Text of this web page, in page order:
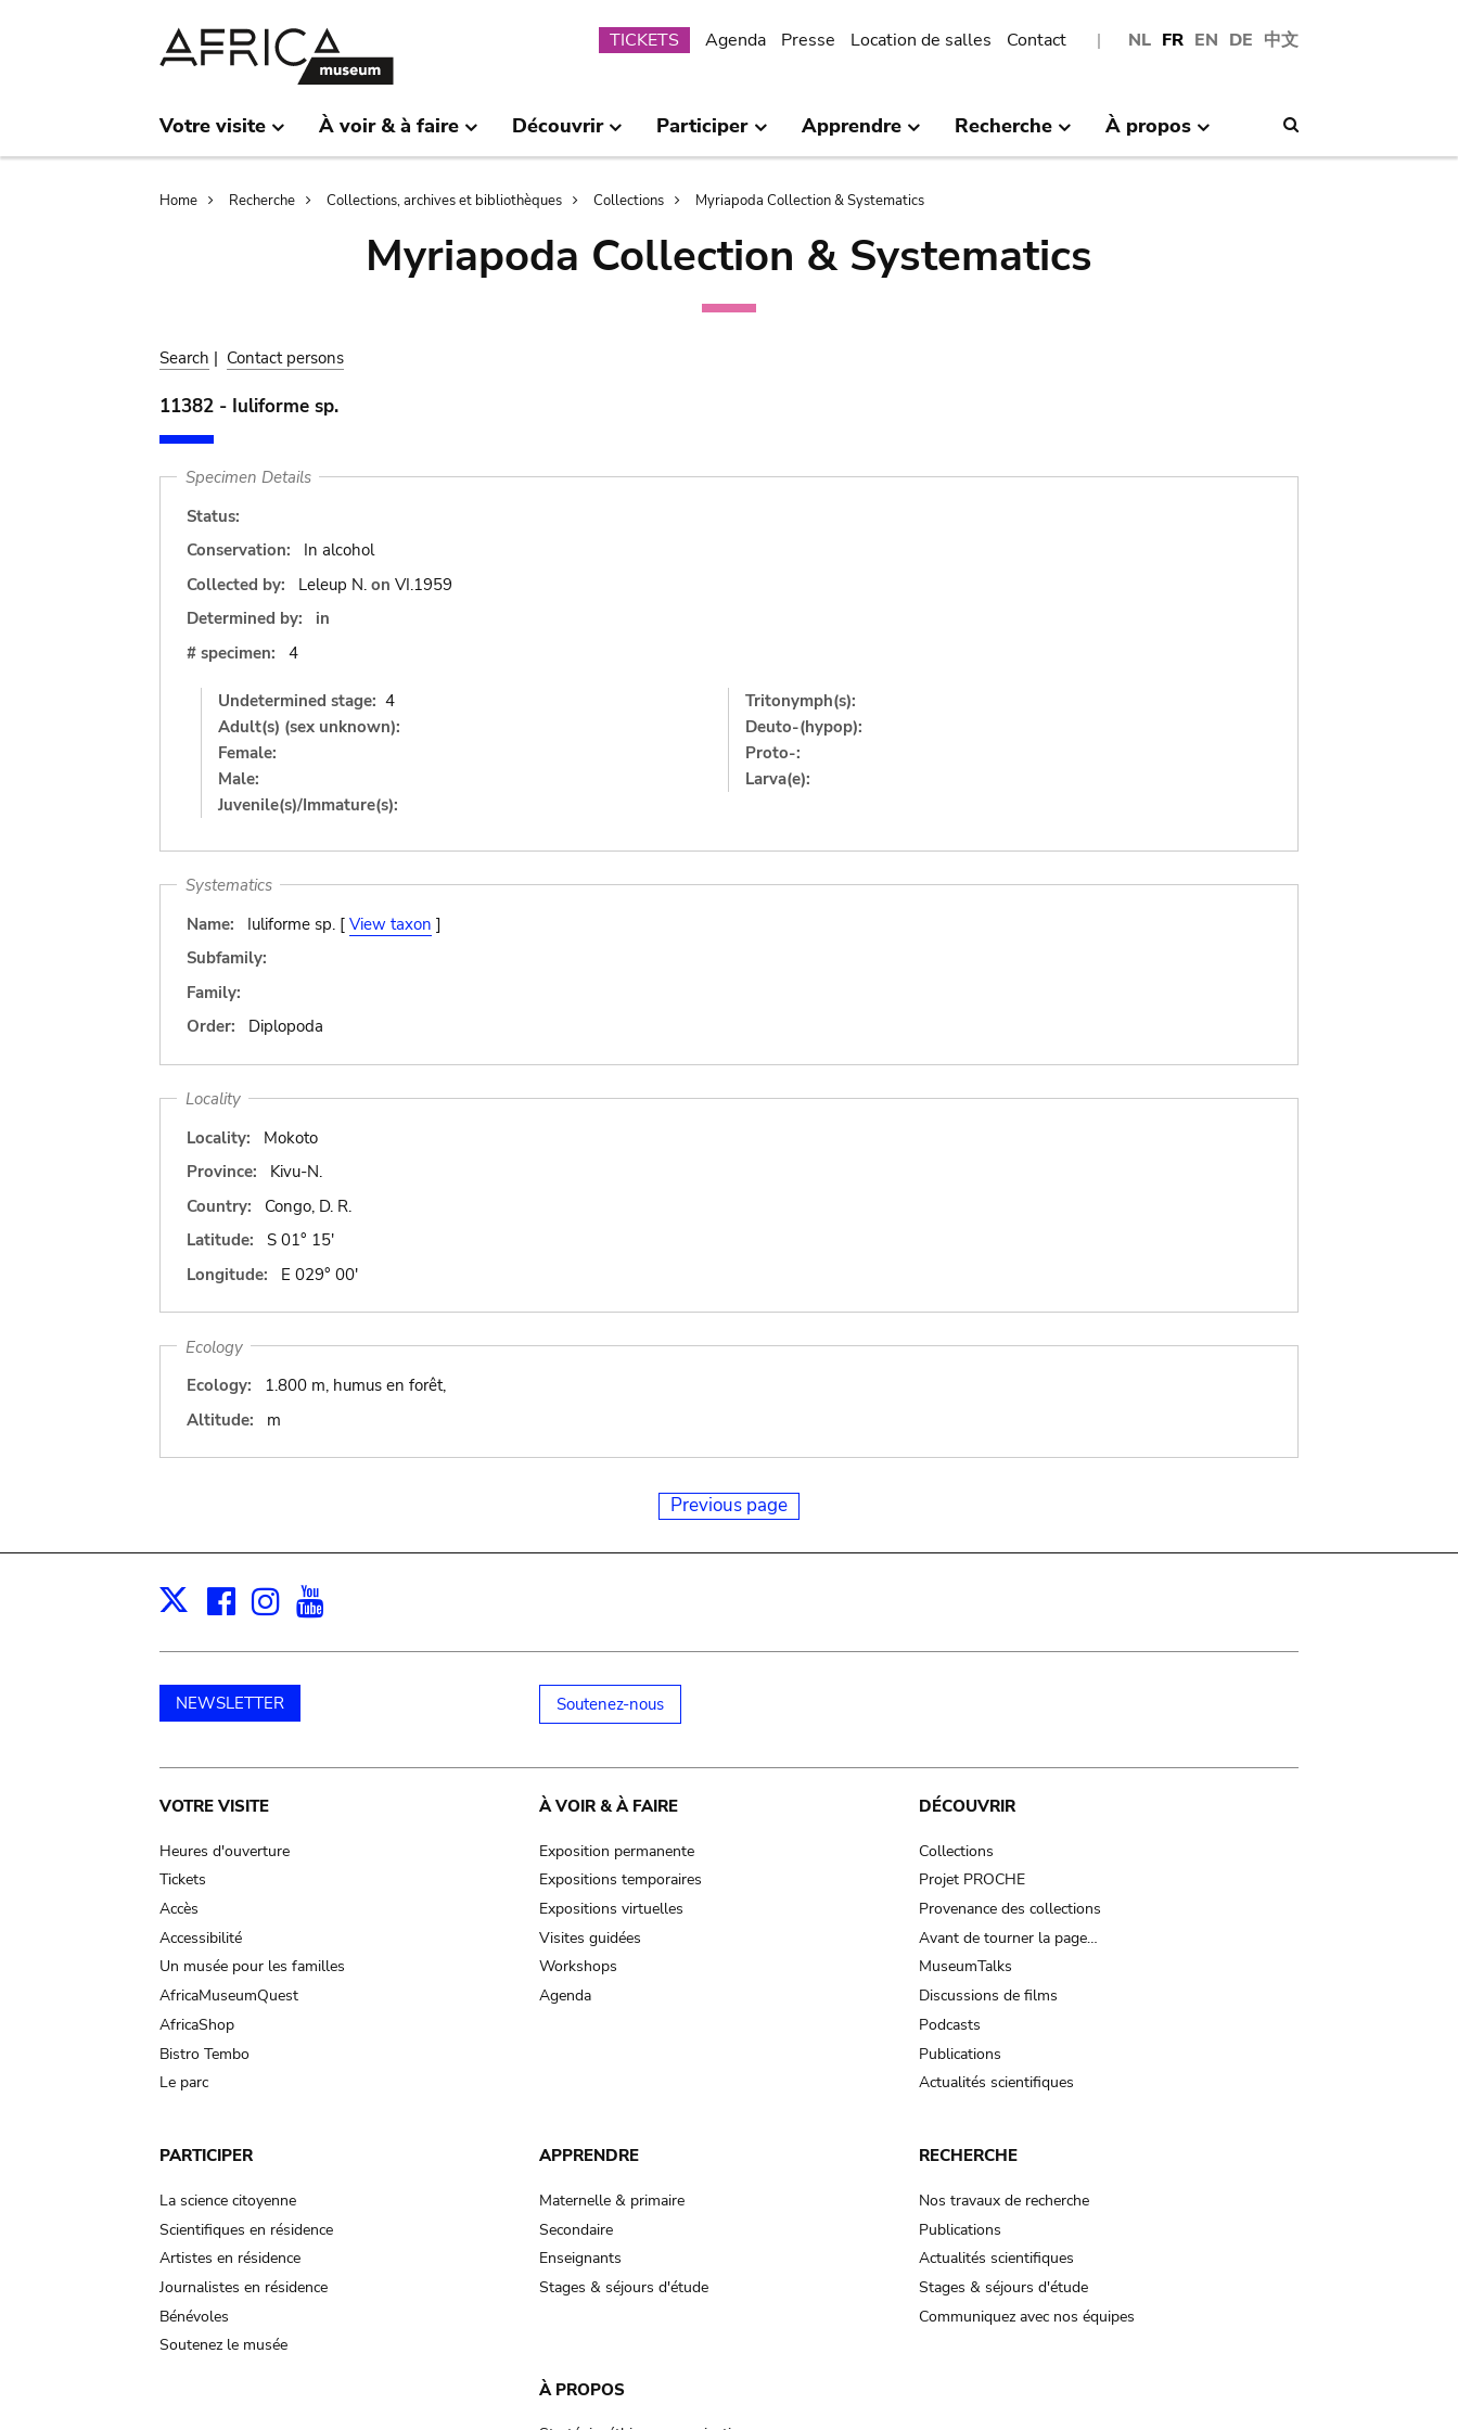
NL FR EN DE 中文
Submenu
TICKETS Agenda Presse Location de salles Contact
Votre visite À voir & à faire Découvrir Participer Apprendre Recherche À propos
Breadcrumb
Home Recherche Collections, archives et bibliothèques Collections Myriapoda Collection & Systematics
Myriapoda Collection & Systematics
Search | Contact persons
11382 - Iuliforme sp.
Specimen Details
Status:
Conservation:
In alcohol
Collected by:
Leleup N. on VI.1959
Determined by:
in
# specimen:
4
Undetermined stage: 4
Adult(s) (sex unknown):
Female:
Male:
Juvenile(s)/Immature(s):
Tritonymph(s):
Deuto-(hypop):
Proto-:
Larva(e):
Systematics
Name:
Iuliforme sp. [ View taxon ]
Subfamily:
Family:
Order:
Diplopoda
Locality
Locality:
Mokoto
Province:
Kivu-N.
Country:
Congo, D. R.
Latitude:
S 01° 15'
Longitude:
E 029° 00'
Ecology
Ecology:
1.800 m, humus en forêt,
Altitude:
m
Previous page
X Facebook
Instagram
NEWSLETTER Soutenez-nous
Main
navigation
VOTRE VISITE
Heures d'ouverture
Tickets
Accès
Accessibilité
Un musée pour les familles
AfricaMuseumQuest
AfricaShop
Bistro Tembo
Le parc
À VOIR & À FAIRE
Exposition permanente
Expositions temporaires
Expositions virtuelles
Visites guidées
Workshops
Agenda
DÉCOUVRIR
Collections
Projet PROCHE
Provenance des collections
Avant de tourner la page…
MuseumTalks
Discussions de films
Podcasts
Publications
Actualités scientifiques
PARTICIPER
La science citoyenne
Scientifiques en résidence
Artistes en résidence
Journalistes en résidence
Bénévoles
Soutenez le musée
APPRENDRE
Maternelle & primaire
Secondaire
Enseignants
Stages & séjours d'étude
RECHERCHE
Nos travaux de recherche
Publications
Actualités scientifiques
Stages & séjours d'étude
Communiquez avec nos équipes
À PROPOS